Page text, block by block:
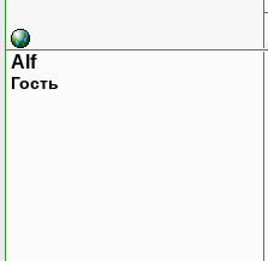
Alf
Гость